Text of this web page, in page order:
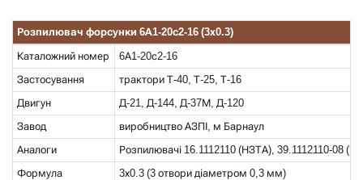
Розпилювач форсунки 6А1-20с2-16 (3х0.3)
Каталожний номер
6А1-20с2-16
Застосування
трактори Т-40, Т-25, Т-16
Двигун
Д-21, Д-144, Д-37М, Д-120
Завод
виробництво АЗПІ, м Барнаул
Аналоги
Розпилювачі 16.1112110 (НЗТА), 39.1112110-08
Формула
3х0.3 (3 отвори діаметром 0,3 мм)